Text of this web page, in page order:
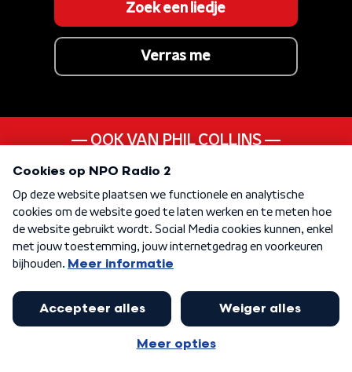
Zoek een liedje
Verras me
OOK VAN PHIL COLLINS
Long Long Way To Go
ANDER LIEDJE UIT DE
80s
KEN JE DEZE NOG
Ella Elle L A